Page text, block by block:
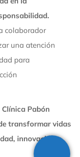
colaborador
una atención
para
Clínica Pabón
transformar vidas
innovación y